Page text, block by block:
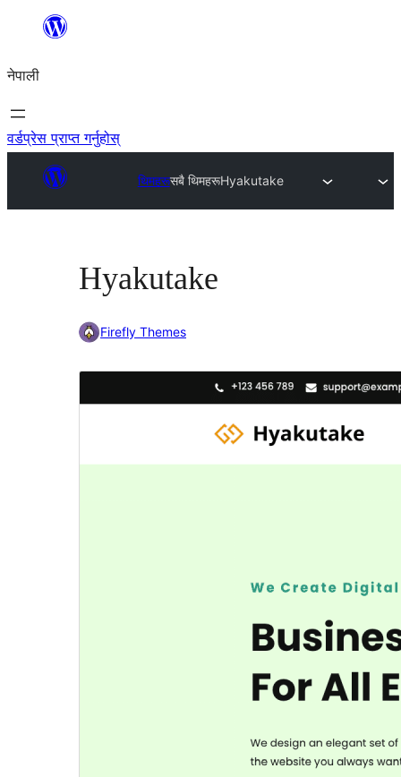
सामग्रीमा
नेपाली
वर्डप्रेस प्राप्त गर्नुहोस्
थिमहरूसबै थिमहरूHyakutake
Hyakutake
Firefly Themes